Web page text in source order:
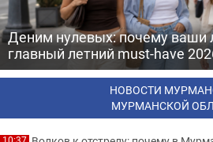
Деним нулевых: почему
главный летний must-have
НОВОСТИ
МУРМАНСКОЙ